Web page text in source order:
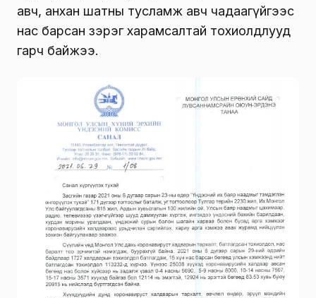
авч, анхан шатны тусламж авч чадаагүйгээс
нас барсан зэрэг харамсалтай тохиолдлууд
гарч байжээ.